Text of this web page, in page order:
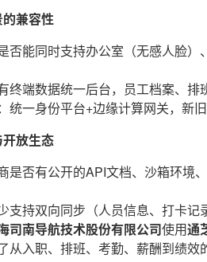
兼容性
否能同时支持办公室（无感人脸
终端数据统一后台，员工档案、排
：统一身份平台+边缘计算网关，新
放生态
是否有公开的API文档、沙箱环境
支持双向同步（人员信息、打卡记
司南导航技术股份有限公司使用通
从入职、排班、考勤、薪酬到绩效